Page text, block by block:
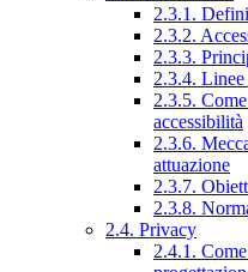
2.3.1.
2.3.2.
2.3.3.
2.3.4. Linee
2.3.5.
accessibilità
2.3.6.
attuazione
2.3.7.
2.3.8.
2.4. Privacy
2.4.1.